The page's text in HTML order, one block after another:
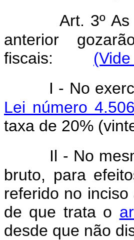
Art. 3º
anterior
fiscais:
I - No
Lei número
taxa de 20%
Il - No
bruto, para
referido no
de que trata o
desde que não